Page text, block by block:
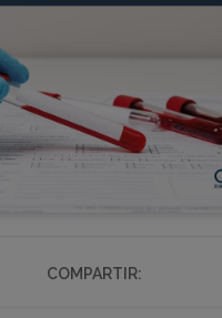
COMPARTIR: